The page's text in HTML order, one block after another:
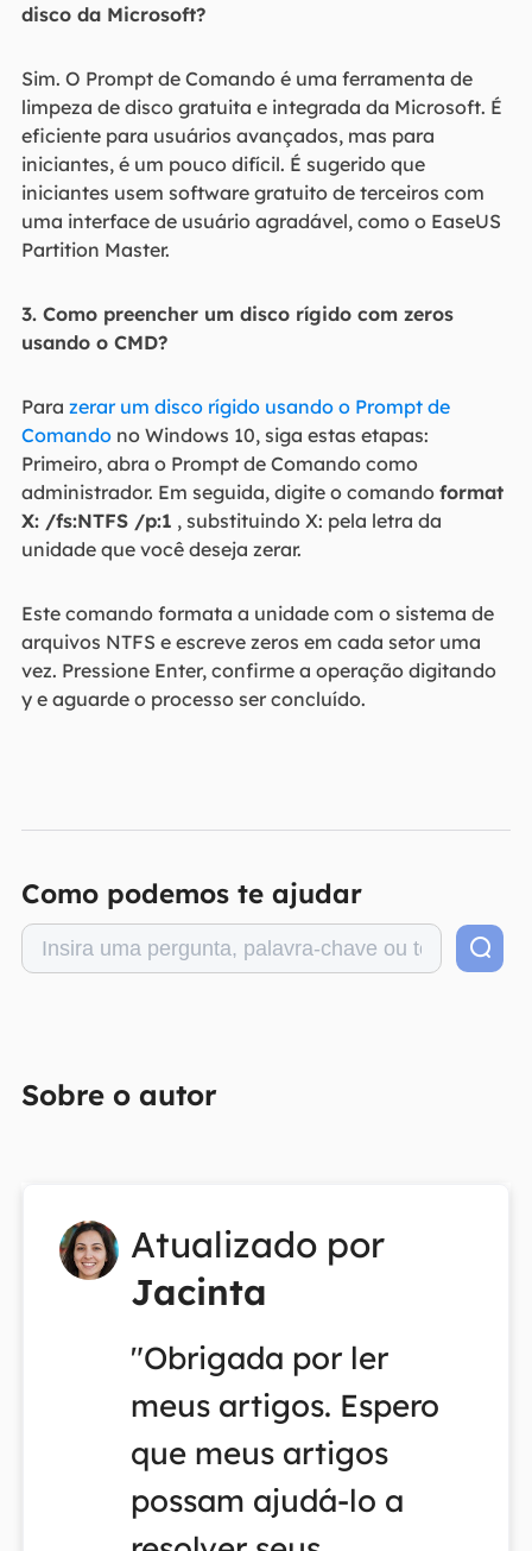
disco da Microsoft?
Sim. O Prompt de Comando é uma ferramenta de
limpeza de disco gratuita e integrada da Microsoft. É
eficiente para usuários avançados, mas para
iniciantes, é um pouco difícil. É sugerido que
iniciantes usem software gratuito de terceiros com
uma interface de usuário agradável, como o EaseUS
Partition Master.
3. Como preencher um disco rígido com zeros
usando o CMD?
Para zerar um disco rígido usando o Prompt de
Comandono Windows 10, siga estas etapas:
Primeiro, abra o Prompt de Comando como
administrador. Em seguida, digite o comando format
X: /fs:NTFS /p:1 , substituindo X: pela letra da
unidade que você deseja zerar.
Este comando formata a unidade com o sistema de
arquivos NTFS e escreve zeros em cada setor uma
vez. Pressione Enter, confirme a operação digitando
y e aguarde o processo ser concluído.
Como podemos te ajudar
Sobre o autor
Atualizado por
Jacinta
"Obrigada por ler
meus artigos. Espero
que meus artigos
possam ajudá-lo a